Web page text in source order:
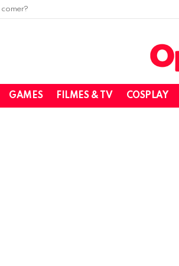
comer?
GAMES FILMES & TV COSPLAY